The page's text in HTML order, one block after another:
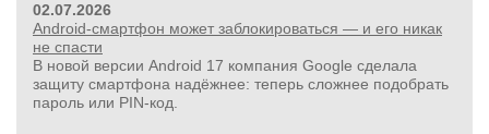
02.07.2026
Android-смартфон может заблокироваться — и его никак
не спасти
В новой версии Android 17 компания Google сделала
защиту смартфона надёжнее: теперь сложнее подобрать
пароль или PIN‑код.